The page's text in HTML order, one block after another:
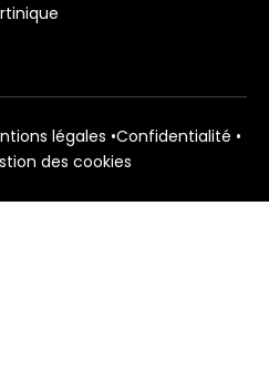
légales •Confidentialité •
des cookies